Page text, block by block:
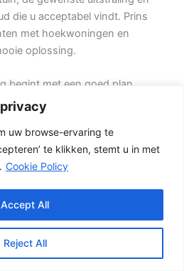
uw browse-ervaring te
te klikken, stemt u in met
Cookie Policy
Reject All
Accept All
die u acceptabel vindt. Prins
met hoekwoningen en
oplossing.
begint met een goed plan.
dan kan een hout-
betonplaat of zwarte
Daarbij spelen ook zaken mee
grondsoort,
van de tuin.
tuin
voor een combinatie
betonpalen en betonplaten